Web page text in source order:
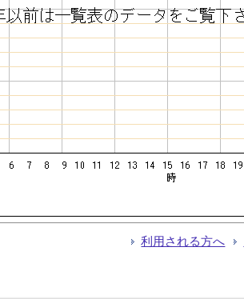
利用される方へ